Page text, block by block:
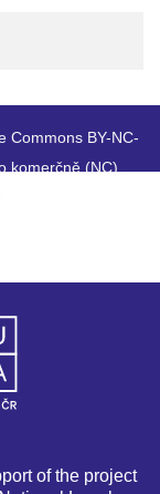
Commons BY-NC-
komerčně (NC),
of the project